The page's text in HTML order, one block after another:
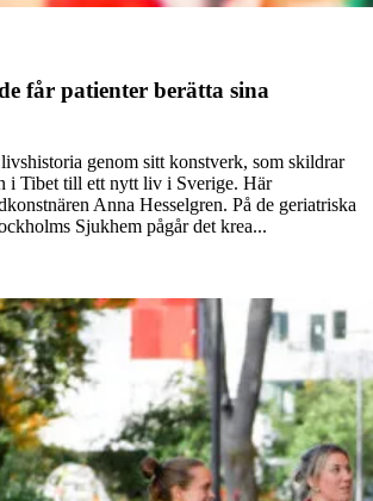
får patienter berätta sina
genom sitt konstverk, som skildrar
i Tibet till ett nytt liv i Sverige. Här
Anna Hesselgren. På de geriatriska
Sjukhem pågår det krea...